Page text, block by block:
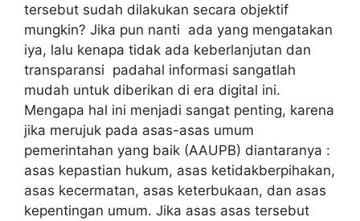
tersebut sudah dilakukan secara objektif
mungkin? Jika pun nanti ada yang mengatakan
iya, lalu kenapa tidak ada keberlanjutan dan
transparansi padahal informasi sangatlah
mudah untuk diberikan di era digital ini.
Mengapa hal ini menjadi sangat penting, karena
jika merujuk pada asas-asas umum
pemerintahan yang baik (AAUPB) diantaranya :
asas kepastian hukum, asas ketidakberpihakan,
asas kecermatan, asas keterbukaan, dan asas
kepentingan umum. Jika asas asas tersebut